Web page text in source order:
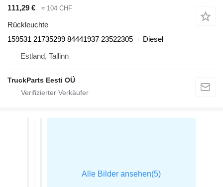
111,29 € ≈ 104 CHF
Rückleuchte
159531 21735299 84441937 23522305
Diesel
Estland, Tallinn
TruckParts Eesti OÜ